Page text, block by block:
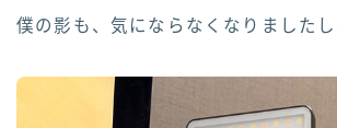
僕の影も、気にならなくなりましたし